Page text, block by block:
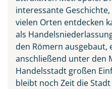
interessante
vielen Orten entdecken
als
den Römern ausgebaut,
anschließend unter den
Handelsstadt großen
bleibt noch Zeit die